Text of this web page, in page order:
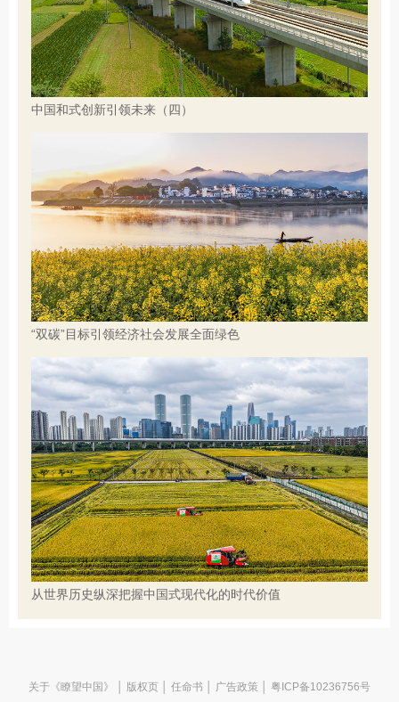
中国和式创新引领未来（四）
“双碳”目标引领经济社会发展全面绿色
从世界历史纵深把握中国式现代化的时代价值
关于《瞭望中国》 版权页 任命书 广告政策 │ 粤ICP备10236756号